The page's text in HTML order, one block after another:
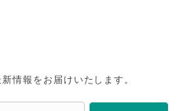
情報をお届けいたします。